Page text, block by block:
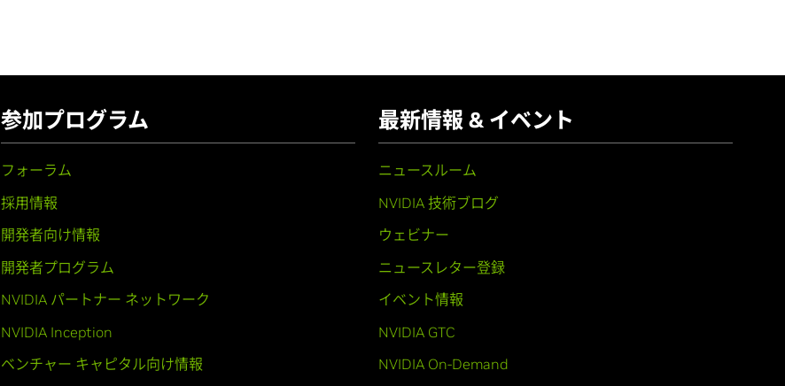
参加プログラム
フォーラム
採用情報
開発者向け情報
開発者プログラム
NVIDIA パートナー ネットワーク
NVIDIA Inception
ベンチャー キャピタル向け情報
最新情報 & イベント
ニュースルーム
NVIDIA 技術ブログ
ウェビナー
ニュースレター登録
イベント情報
NVIDIA GTC
NVIDIA On-Demand